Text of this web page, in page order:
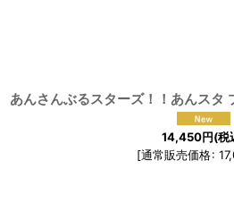
14,450円(税
[通常販売価格: